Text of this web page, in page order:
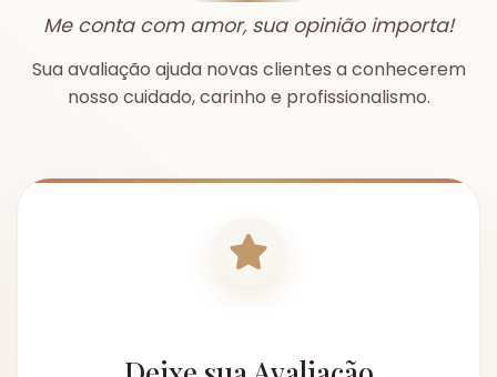
Me conta com amor, sua opinião importa!
Sua avaliação ajuda novas clientes a conhecerem
nosso cuidado, carinho e profissionalismo.